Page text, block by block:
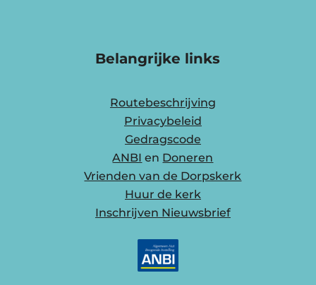
Belangrijke links
Routebeschrijving
Privacybeleid
Gedragscode
ANBI en Doneren
Vrienden van de Dorpskerk
Huur de kerk
Inschrijven Nieuwsbrief